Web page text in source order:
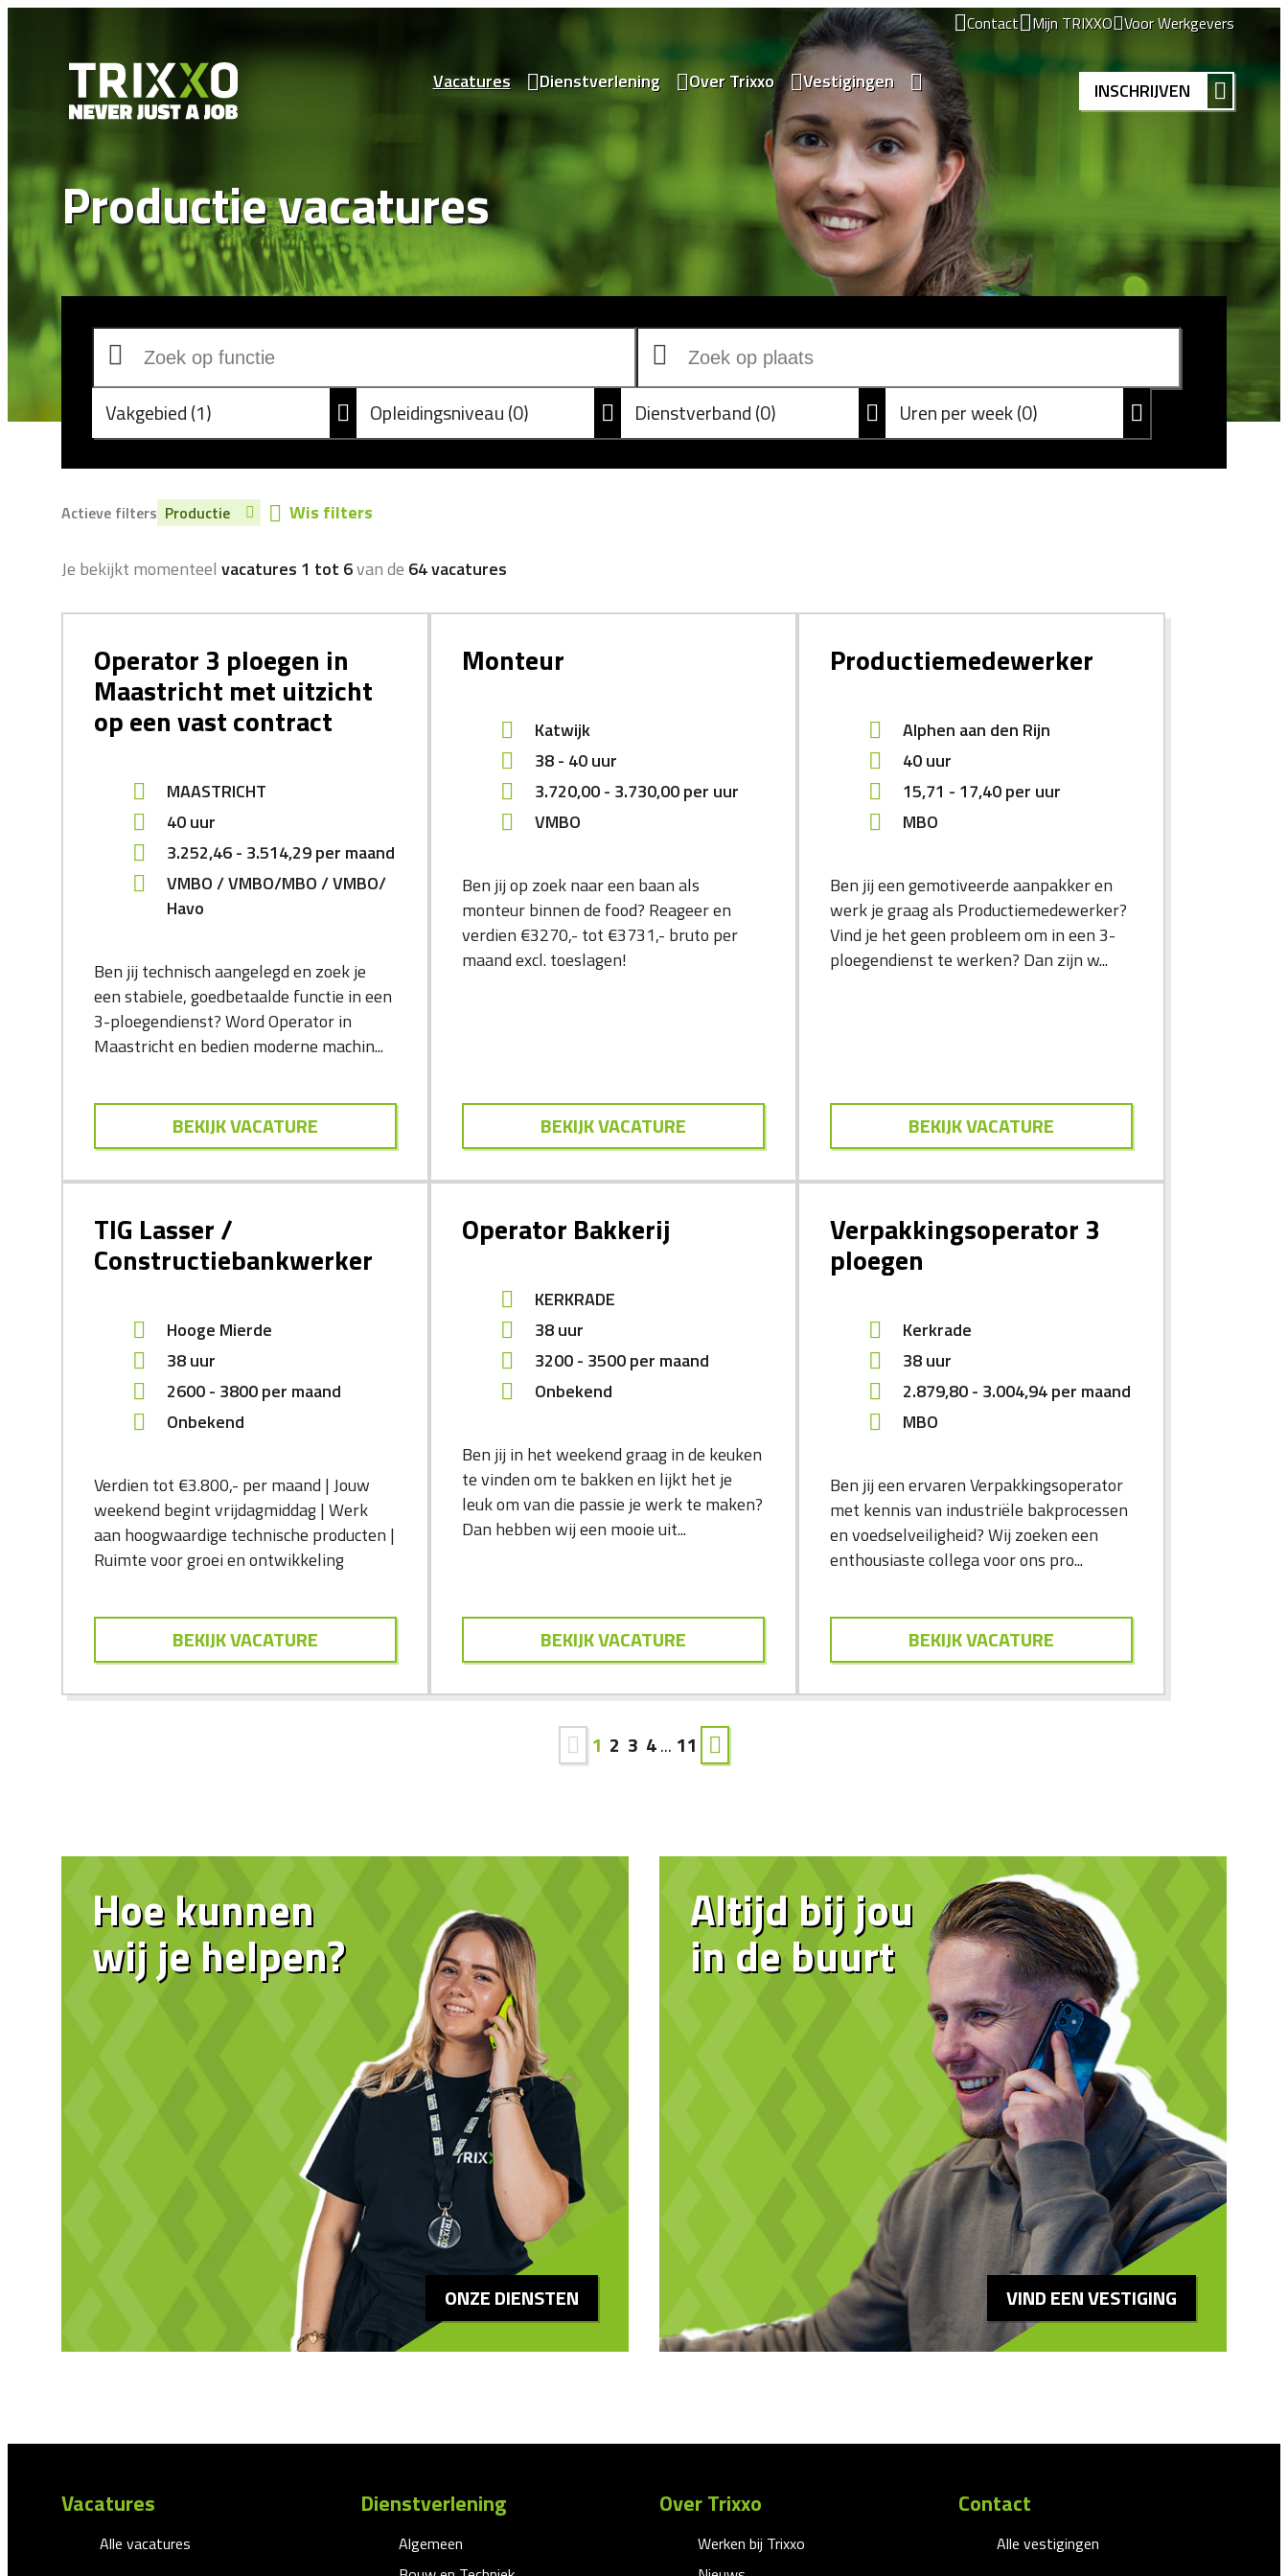
Contact Mijn TRIXXO Voor Werkgevers
Vacatures Dienstverlening Over Trixxo Vestigingen INSCHRIJVEN
Productie vacatures
Vakgebied 1 Opleidingsniveau 0 Dienstverband 0 Uren per week 0
Actieve filters Productie Wis filters
Je bekijkt momenteel vacatures 1 tot 6van de 64 vacatures
Operator 3 ploegen in
Maastricht met uitzicht
op een vast contract
MAASTRICHT
40 uur
3.252,46- 3.514,29per maand
VMBO
VMBO/MBO
VMBO/
Havo
Ben jij technisch aangelegd en zoek je
een stabiele, goedbetaalde functie in een
3-ploegendienst? Word Operator in
Maastricht en bedien moderne machin...
BEKIJK VACATURE
Monteur
Katwijk
38 - 40 uur
3.720,00- 3.730,00per uur
VMBO
Ben jij op zoek naar een baan als
monteur binnen de food? Reageer en
verdien €3270,- tot €3731,- bruto per
maand excl. toeslagen!
BEKIJK VACATURE
Productiemedewerker
Alphen aan den Rijn
40 uur
15,71 - 17,40per uur
MBO
Ben jij een gemotiveerde aanpakker en
werk je graag als Productiemedewerker?
Vind je het geen probleem om in een 3-
ploegendienst te werken? Dan zijn w...
BEKIJK VACATURE
TIG Lasser /
Constructiebankwerker
Hooge Mierde
38 uur
2600- 3800per maand
Onbekend
Verdien tot €3.800,- per maand | Jouw
weekend begint vrijdagmiddag | Werk
aan hoogwaardige technische producten |
Ruimte voor groei en ontwikkeling
BEKIJK VACATURE
Operator Bakkerij
KERKRADE
38 uur
3200- 3500per maand
Onbekend
Ben jij in het weekend graag in de keuken
te vinden om te bakken en lijkt het je
leuk om van die passie je werk te maken?
Dan hebben wij een mooie uit...
BEKIJK VACATURE
Verpakkingsoperator 3
ploegen
Kerkrade
38 uur
2.879,80- 3.004,94per maand
MBO
Ben jij een ervaren Verpakkingsoperator
met kennis van industriële bakprocessen
en voedselveiligheid? Wij zoeken een
enthousiaste collega voor ons pro...
BEKIJK VACATURE
1 2 3 4... 11
Hoe kunnen
wij je helpen?
ONZE DIENSTEN
Altijd bij jou
in de buurt
VIND EEN VESTIGING
Vacatures
Alle vacatures
Dienstverlening
Algemeen
Over Trixxo
Werken bij Trixxo
Contact
Alle vestigingen